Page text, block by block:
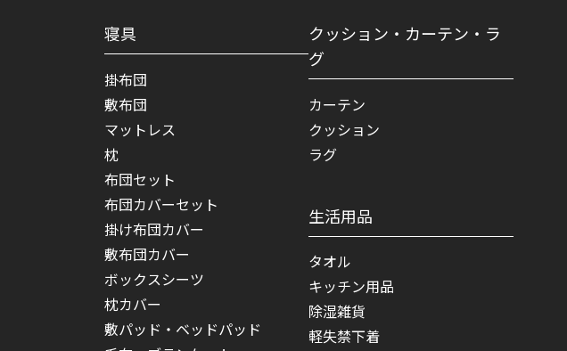
寝具
掛布団
敷布団
マットレス
枕
布団セット
布団カバーセット
掛け布団カバー
敷布団カバー
ボックスシーツ
枕カバー
敷パッド・ベッドパッド
クッション・カーテン・ラ
グ
カーテン
クッション
ラグ
生活用品
タオル
キッチン用品
除湿雑貨
軽失禁下着